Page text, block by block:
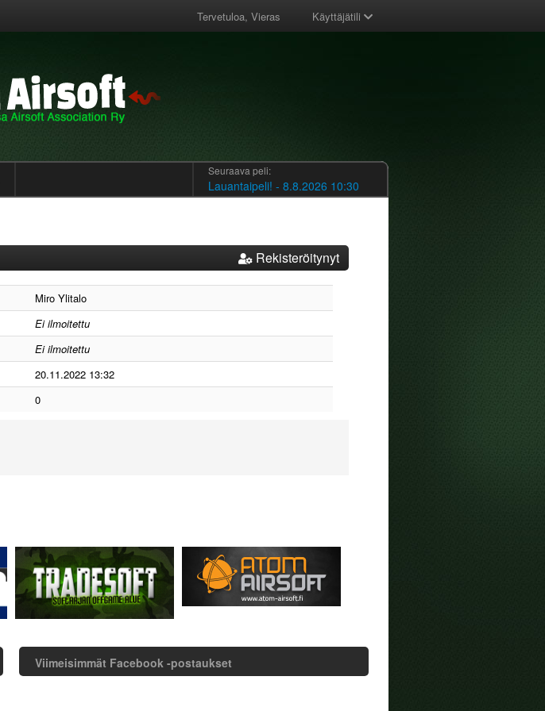
Tervetuloa, Vieras Käyttäjätili
Seuraava peli:
Lauantaipeli! - 8.8.2026 10:30
Rekisteröitynyt
Miro Ylitalo
Ei ilmoitettu
Ei ilmoitettu
20.11.2022 13:32
0
Viimeisimmät Facebook -postaukset